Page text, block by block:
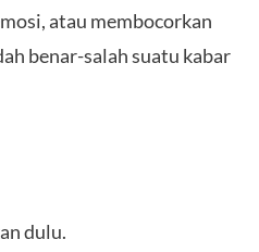
atau membocorkan
benar-salah suatu kabar
dulu.